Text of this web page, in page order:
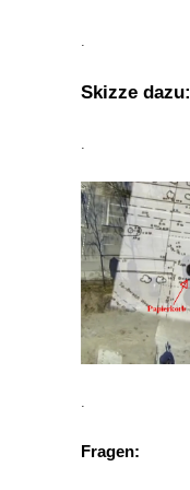
.
Skizze dazu:
.
.
Fragen: